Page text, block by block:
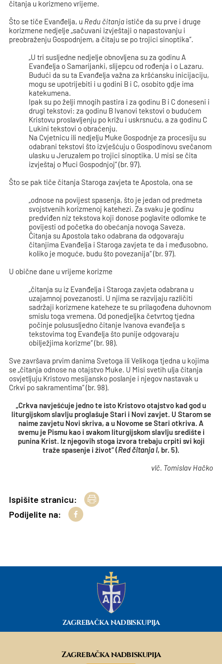
čitanja u korizmeno vrijeme.
Što se tiče Evanđelja, u Redu čitanja ističe da su prve i druge
korizmene nedjelje „sačuvani izvještaji o napastovanju i
preobraženju Gospodnjem, a čitaju se po trojici sinoptika“.
„U tri susljedne nedjelje obnovljena su za godinu A
Evanđelja o Samarijanki, slijepcu od rođenja i o Lazaru.
Budući da su ta Evanđelja važna za kršćansku inicijaciju,
mogu se upotrijebiti i u godini B i C, osobito gdje ima
katekumena.
Ipak su po želji mnogih pastira i za godinu B i C doneseni i
drugi tekstovi: za godinu B Ivanovi tekstovi o budućem
Kristovu proslavljenju po križu i uskrsnuću, a za godinu C
Lukini tekstovi o obraćenju.
Na Cvjetnicu ili nedjelju Muke Gospodnje za procesiju su
odabrani tekstovi što izvješćuju o Gospodinovu svečanom
ulasku u Jeruzalem po trojici sinoptika. U misi se čita
izvještaj o Muci Gospodnjoj“ (br. 97).
Što se pak tiče čitanja Staroga zavjeta te Apostola, ona se
„odnose na povijest spasenja, što je jedan od predmeta
svojstvenih korizmenoj katehezi. Za svaku je godinu
predviđen niz tekstova koji donose poglavite odlomke te
povijesti od početka do obećanja novoga Saveza.
Čitanja su Apostola tako odabrana da odgovaraju
čitanjima Evanđelja i Staroga zavjeta te da i međusobno,
koliko je moguće, budu što povezanija“ (br. 97).
U obične dane u vrijeme korizme
„čitanja su iz Evanđelja i Staroga zavjeta odabrana u
uzajamnoj povezanosti. U njima se razvijaju različiti
sadržaji korizmene kateheze te su prilagođena duhovnom
smislu toga vremena. Od ponedjeljka četvrtog tjedna
počinje polususljedno čitanje Ivanova evanđelja s
tekstovima tog Evanđelja što punije odgovaraju
obilježjima korizme“ (br. 98).
Sve završava prvim danima Svetoga ili Velikoga tjedna u kojima
se „čitanja odnose na otajstvo Muke. U Misi svetih ulja čitanja
osvjetljuju Kristovo mesijansko poslanje i njegov nastavak u
Crkvi po sakramentima“ (br. 98).
„Crkva navješćuje jedno te isto Kristovo otajstvo kad god u
liturgijskom slavlju proglašuje Stari i Novi zavjet. U Starom se
naime zavjetu Novi skriva, a u Novome se Stari otkriva. A
svemu je Pismu kao i svakom liturgijskom slavlju središte i
punina Krist. Iz njegovih stoga izvora trebaju crpiti svi koji
traže spasenje i život“ (Red čitanja I, br. 5).
vlč. Tomislav Hačko
Ispišite stranicu:
Podijelite na:
ZAGREBAČKA NADBISKUPIJA
Zagrebačka nadbiskupija